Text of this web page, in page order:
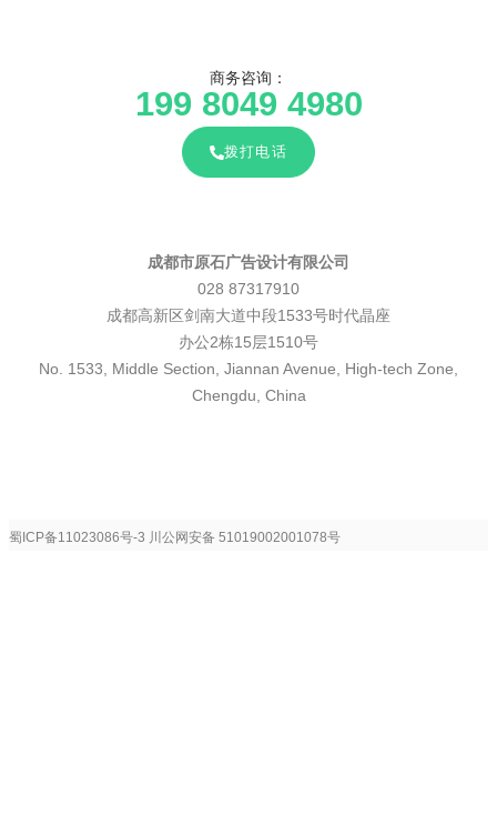
商务咨询：
199 8049 4980
拨打电话
成都市原石广告设计有限公司
028 87317910
成都高新区剑南大道中段1533号时代晶座
办公2栋15层1510号
No. 1533, Middle Section, Jiannan Avenue, High-tech Zone,
Chengdu, China
蜀ICP备11023086号-3 川公网安备 51019002001078号